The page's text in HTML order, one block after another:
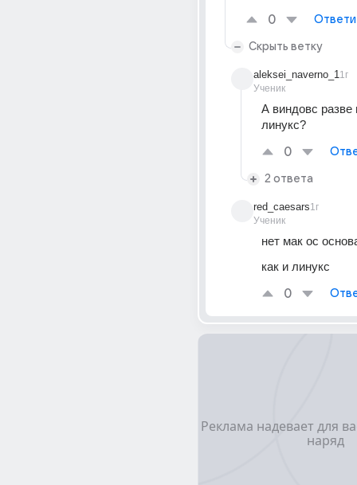
0
Скрыть ветку
aleksei_naverno_1
Ученик
1г
А виндовс разве
линукс?
0
2 ответа
red_caesars
Ученик
1г
нет мак ос
как и линукс
0